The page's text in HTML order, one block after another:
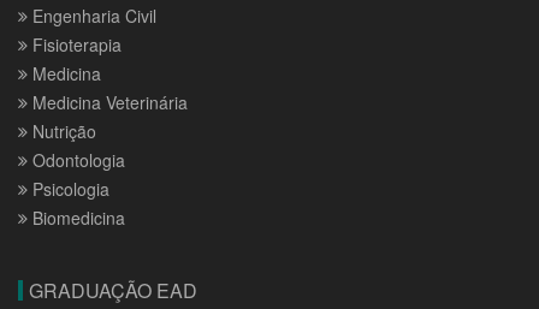
Engenharia Civil
Fisioterapia
Medicina
Medicina Veterinária
Nutrição
Odontologia
Psicologia
Biomedicina
GRADUAÇÃO EAD